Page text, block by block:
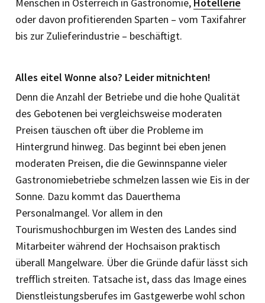
oder davon profitierenden Sparten – vom Taxifahrer
bis zur Zulieferindustrie – beschäftigt.
Alles eitel Wonne also? Leider mitnichten!
Denn die Anzahl der Betriebe und die hohe Qualität
des Gebotenen bei vergleichsweise moderaten
Preisen täuschen oft über die Probleme im
Hintergrund hinweg. Das beginnt bei eben jenen
moderaten Preisen, die die Gewinnspanne vieler
Gastronomiebetriebe schmelzen lassen wie Eis in der
Sonne. Dazu kommt das Dauerthema
Personalmangel. Vor allem in den
Tourismushochburgen im Westen des Landes sind
Mitarbeiter während der Hochsaison praktisch
überall Mangelware. Über die Gründe dafür lässt sich
trefflich streiten. Tatsache ist, dass das Image eines
Dienstleistungsberufes im Gastgewerbe wohl schon